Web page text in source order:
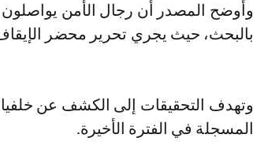
وأوضح المصدر أن رجال الأمن يواصلون
بالبحث، حيث يجري تحرير محضر الإيقاف
وتهدف التحقيقات إلى الكشف عن
المسجلة في الفترة الأخيرة.